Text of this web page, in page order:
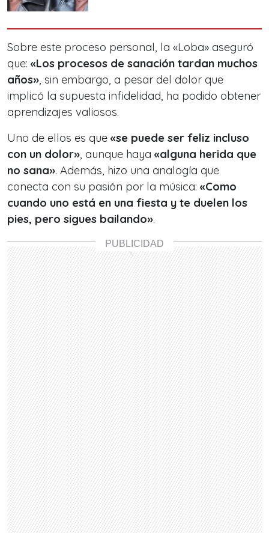
Sobre este proceso personal, la «Loba» aseguró
que: «Los procesos de sanación tardan muchos
años», sin embargo, a pesar del dolor que
implicó la supuesta infidelidad, ha podido obtener
aprendizajes valiosos.
Uno de ellos es que «se puede ser feliz incluso
con un dolor», aunque haya «alguna herida que
no sana». Además, hizo una analogía que
conecta con su pasión por la música: «Como
cuando uno está en una fiesta y te duelen los
pies, pero sigues bailando».